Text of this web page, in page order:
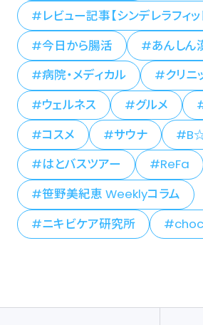
レビュー記事【シンデレラフィッ
今日から腸活
あんしん
病院・メディカル
クリニ
ウェルネス
グルメ
コスメ
サウナ
はとバスツアー
ReFa
笹野美紀恵 Weeklyコラム
ニキビケア研究所